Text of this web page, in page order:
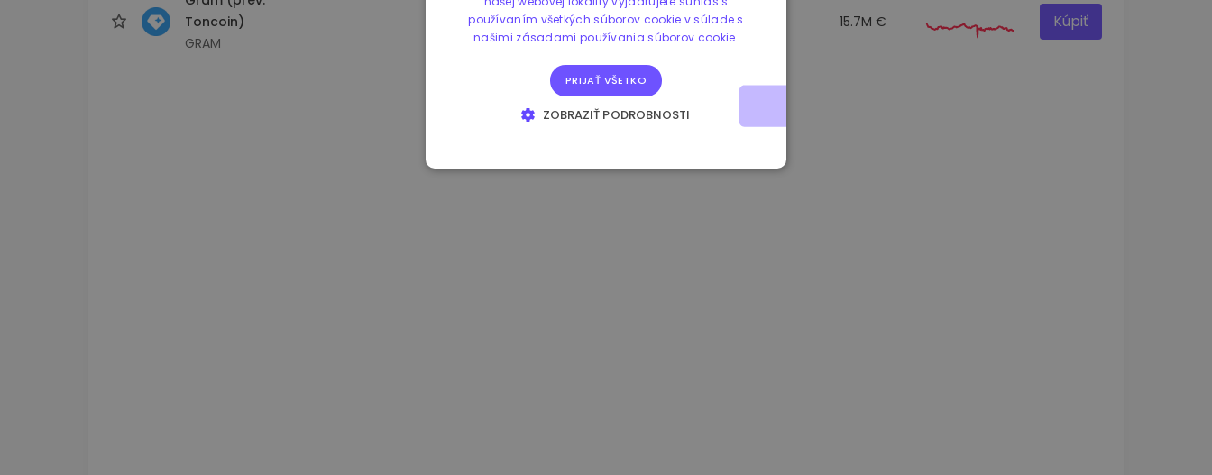
Toncoin)
GRAM
1.190000 € -2.10% 3.3B € 15.7M € Kúpiť
používaním všetkých súborov cookie v súlade s
našimi zásadami používania súborov cookie.
PRIJAŤ VŠETKO
ZOBRAZIŤ PODROBNOSTI